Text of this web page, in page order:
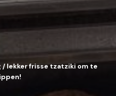
/ lekker frisse tzatziki om te